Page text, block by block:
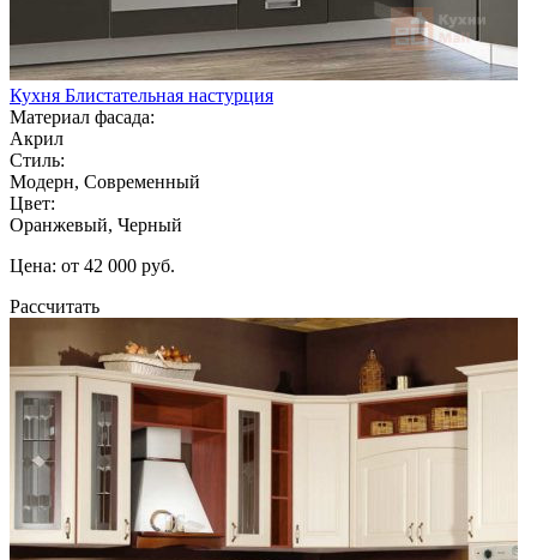
Кухня Блистательная настурция
Материал фасада:
Акрил
Стиль:
Модерн, Современный
Цвет:
Оранжевый, Черный
Цена: от 42 000 руб.
Рассчитать